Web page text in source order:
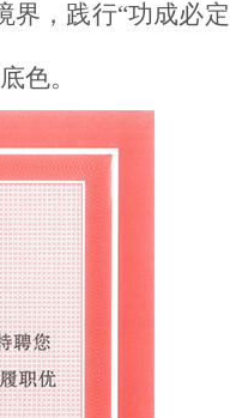
界，践行“功成必定
色。